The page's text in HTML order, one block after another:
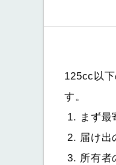
125cc以
す。
まず最
届け出
所有者